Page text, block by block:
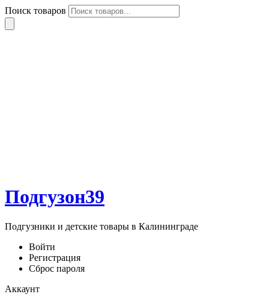
Поиск товаров
Подгузон39
Подгузники и детские товары в Калининграде
Войти
Регистрация
Сброс пароля
Аккаунт